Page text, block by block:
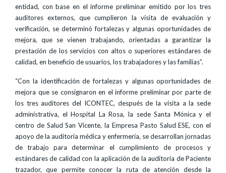
entidad, con base en el informe preliminar emitido por los tres
auditores externos, que cumplieron la visita de evaluación y
verificación, se determinó fortalezas y algunas oportunidades de
mejora, que se vienen trabajando, orientadas a garantizar la
prestación de los servicios con altos o superiores estándares de
calidad, en beneficio de usuarios, los trabajadores y las familias”.
“Con la identificación de fortalezas y algunas oportunidades de
mejora que se consignaron en el informe preliminar por parte de
los tres auditores del ICONTEC, después de la visita a la sede
administrativa, el Hospital La Rosa, la sede Santa Mónica y el
centro de Salud San Vicente, la Empresa Pasto Salud ESE, con el
apoyo de la auditoría médica y enfermería, se desarrollan jornadas
de trabajo para determinar el cumplimiento de procesos y
estándares de calidad con la aplicación de la auditoría de Paciente
trazador, que permite conocer la ruta de atención desde la